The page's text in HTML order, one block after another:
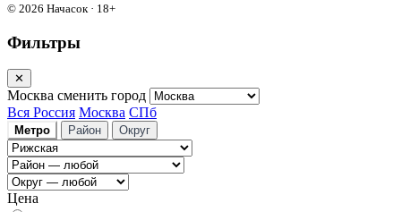
© 2026 Начасок · 18+
Фильтры
✕
Москва сменить город
Вся Россия Москва СПб
Метро Район Округ
Цена